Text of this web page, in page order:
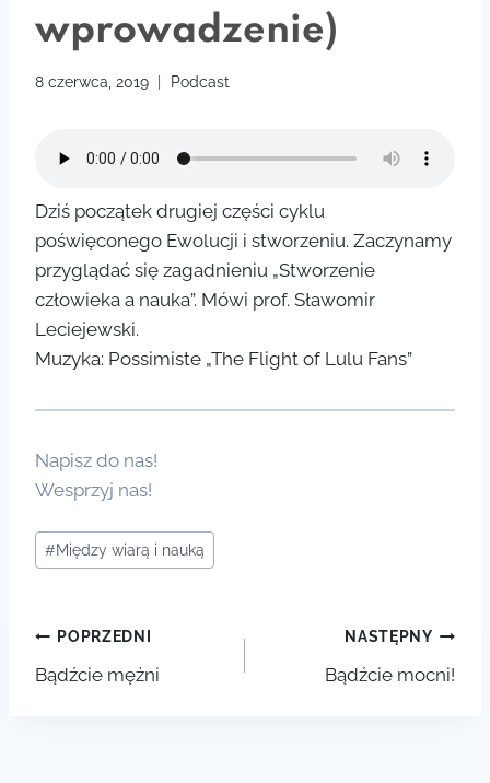
wprowadzenie)
8 czerwca, 2019 Podcast
Dziś początek drugiej części cyklu
poświęconego Ewolucji i stworzeniu. Zaczynamy
przyglądać się zagadnieniu „Stworzenie
człowieka a nauka”. Mówi prof. Sławomir
Leciejewski.
Muzyka: Possimiste „The Flight of Lulu Fans”
Napisz do nas!
Wesprzyj nas!
Tagi
wpisu:
#Między wiarą i nauką
Nawigacja
wpisu
POPRZEDNI
Bądźcie mężni
NASTĘPNY
Bądźcie mocni!